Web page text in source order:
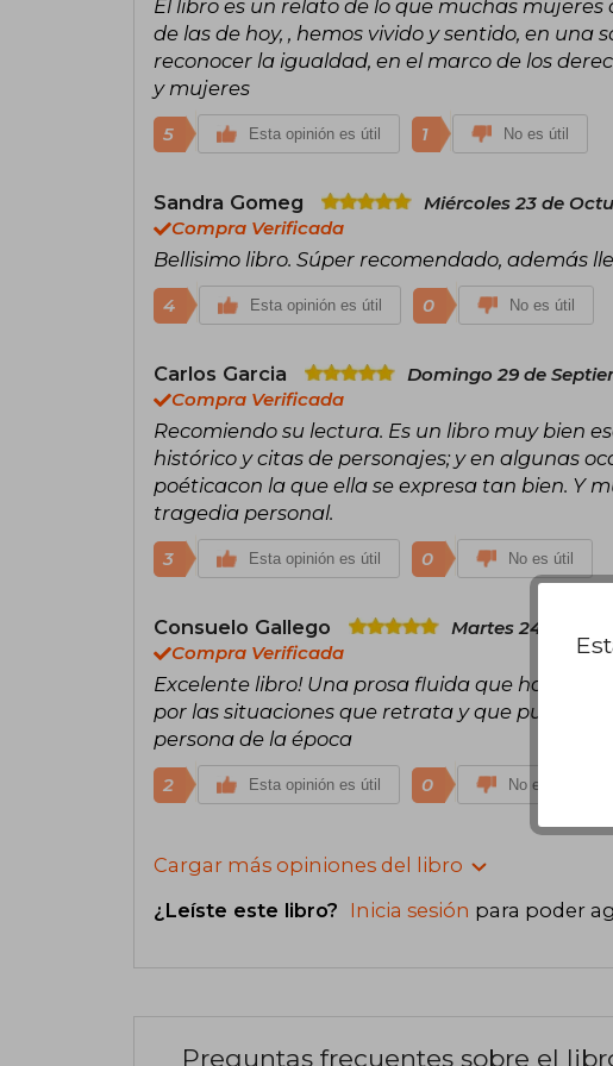
El libro es un relato de lo que muchas
de las de hoy, , hemos vivido y sentido, en
reconocer la igualdad, en el marco de los
y mujeres
5 Esta opinión es útil 1 No es útil
Sandra Gomeg
Miércoles 23 de
Compra Verificada
Bellisimo libro. Súper recomendado, además
4 Esta opinión es útil 0 No es útil
Carlos Garcia
Domingo 29 de
Compra Verificada
Recomiendo su lectura. Es un libro muy bien
histórico y citas de personajes; y en algunas
poéticacon la que ella se expresa tan bien. Y
tragedia personal.
3 Esta opinión es útil 0 No es útil
Consuelo Gallego
Martes 24 de
Compra Verificada
Excelente libro! Una prosa fluida que hace
por las situaciones que retrata y que pueden
persona de la época
2 Esta opinión es útil 0 No es útil
Cargar más opiniones del libro
¿Leíste este libro? Inicia sesión para poder
Preguntas frecuentes sobre el